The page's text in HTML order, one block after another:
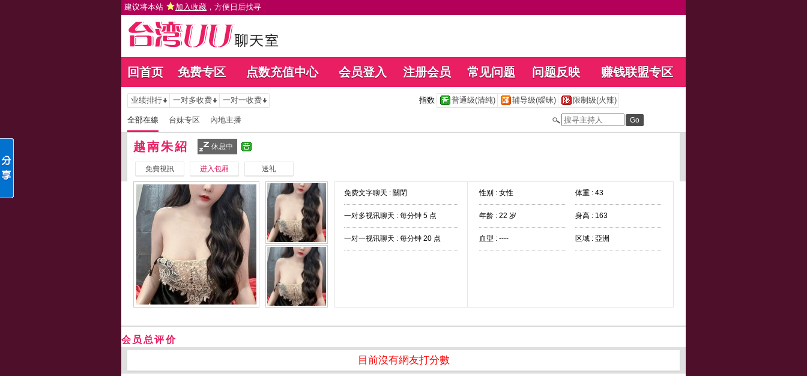
建议将本站 加入收藏 ，方便日后找寻
回首页 免费专区 点数充值中心 会员登入 注册会员 常见问题 问题反映 赚钱联盟专区
业绩排行 一对多收费 一对一收费 指数 普通级(清纯) 辅导级(暧昧) 限制级(火辣)
全部在線 台妹专区 內地主播
越南朱紹 休息中
免費視訊 进入包厢 送礼
免费文字聊天 : 關閉
一对多视讯聊天 : 每分钟 5 点
一对一视讯聊天 : 每分钟 20 点
性别 : 女性 体重 : 43
年龄 : 22 岁 身高 : 163
血型 : ---- 区域 : 亞洲
会员总评价
目前沒有網友打分數